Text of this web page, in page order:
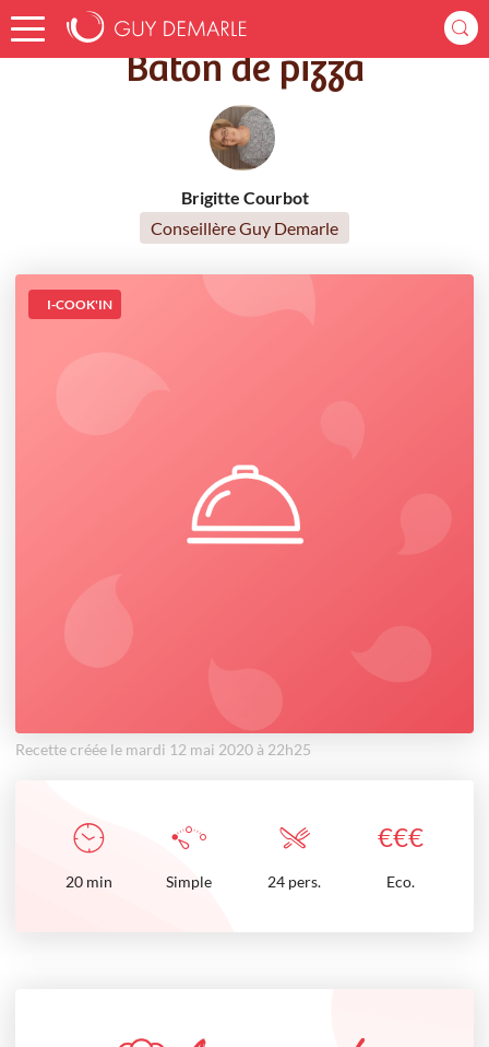
Accueil Recettes Bâton de pizza
Bâton de pizza
Brigitte Courbot
Conseillère Guy Demarle
I-COOK'IN
Recette créée le mardi 12 mai 2020 à 22h25
€€€
20 min Simple 24 pers. Eco.